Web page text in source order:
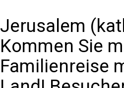
Jerusalem
Kommen Sie
Familienreise